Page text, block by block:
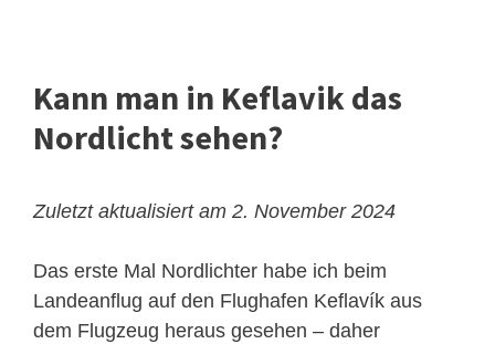
Kann man in Keflavik das
Nordlicht sehen?
Zuletzt aktualisiert am 2. November 2024
Das erste Mal Nordlichter habe ich beim
Landeanflug auf den Flughafen Keflavík aus
dem Flugzeug heraus gesehen – daher